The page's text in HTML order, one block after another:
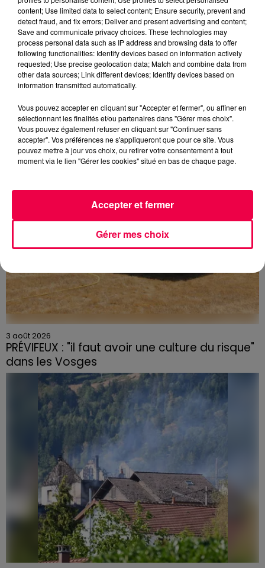
Des assiettes Linvosges rappelées pour
excès de plomb
Du plomb a été détecté dans deux assiettes en
céramique vendues entre 2020 et 2022 par Linvosges.
3 août 2026
PRÉVIFEUX : "il faut avoir une culture du risque"
dans les Vosges
content; Use limited data to select content; Ensure security, prevent and
detect fraud, and fix errors; Deliver and present advertising and content;
Save and communicate privacy choices. These technologies may
process personal data such as IP address and browsing data to offer
following functionalities: Identify devices based on information actively
requested; Use precise geolocation data; Match and combine data from
other data sources; Link different devices; Identify devices based on
information transmitted automatically.
Vous pouvez accepter en cliquant sur "Accepter et fermer", ou affiner en
sélectionnant les finalités et/ou partenaires dans "Gérer mes choix".
Vous pouvez également refuser en cliquant sur "Continuer sans
accepter". Vos préférences ne s'appliqueront que pour ce site. Vous
pouvez mettre à jour vos choix, ou retirer votre consentement à tout
moment via le lien "Gérer les cookies" situé en bas de chaque page.
Gérer mes choix
Accepter et fermer